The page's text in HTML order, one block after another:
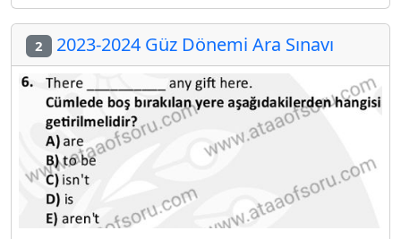
2 2023-2024 Güz Dönemi Ara Sınavı